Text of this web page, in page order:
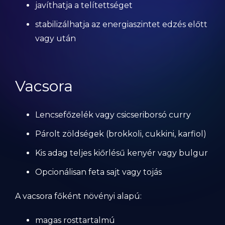
javíthatja a telítettséget
stabilizálhatja az energiaszintet edzés előtt
vagy után
Vacsora
Lencsefőzelék vagy csicseriborsó curry
Párolt zöldségek (brokkoli, cukkini, karfiol)
Kis adag teljes kiőrlésű kenyér vagy bulgur
Opcionálisan feta sajt vagy tojás
A vacsora főként növényi alapú:
magas rosttartalmú